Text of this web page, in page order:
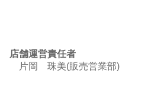
店舗運営責任者
片岡 珠美(販売営業部)